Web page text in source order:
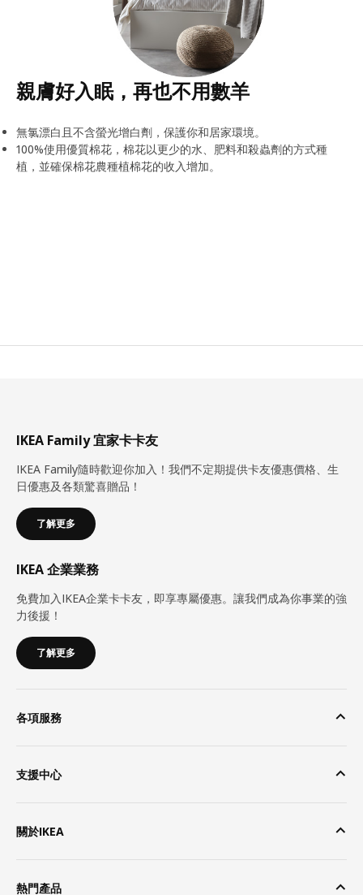
親膚好入眠，再也不用數羊
無氯漂白且不含螢光增白劑，保護你和居家環境。
100%使用優質棉花，棉花以更少的水、肥料和殺蟲劑的方式種
植，並確保棉花農種植棉花的收入增加。
IKEA Family 宜家卡卡友
IKEA Family隨時歡迎你加入！我們不定期提供卡友優惠價格、生
日優惠及各類驚喜贈品！
了解更多
IKEA 企業業務
免費加入IKEA企業卡卡友，即享專屬優惠。讓我們成為你事業的強
力後援！
了解更多
各項服務
支援中心
關於IKEA
熱門產品